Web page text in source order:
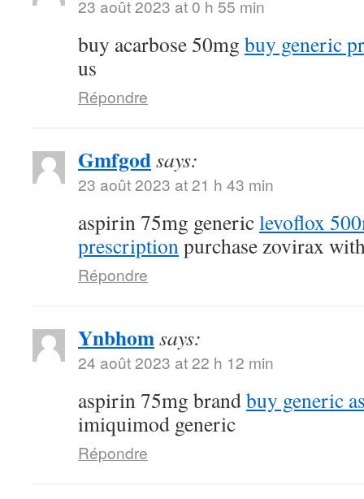
23 août 2023 at 0 h 55 min
buy acarbose 50mg buy generic
us
Répondre
Gmfgodsays:
23 août 2023 at 21 h 43 min
aspirin 75mg genericlevoflox
prescriptionpurchase zovirax
Répondre
Ynbhomsays:
24 août 2023 at 22 h 12 min
aspirin 75mg brandbuy generic
imiquimod generic
Répondre